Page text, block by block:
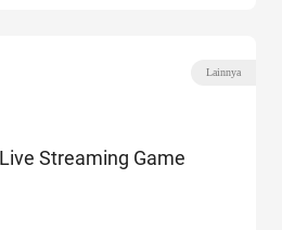
Lainnya
Streaming Game